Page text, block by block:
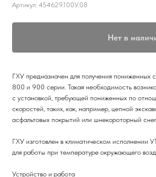
Артикул: 454629.100У.08
Нет в
ГХУ предназначен для получения пониженных
800 и 900 серии. Такая необходимость
с установкой, требующей пониженных по
скоростей, таких, как, например, цепной
асфальтовых покрытий или шнекороторный
ГХУ изготовлен в климатическом
для работы при температуре окружающего
Устройство и работа